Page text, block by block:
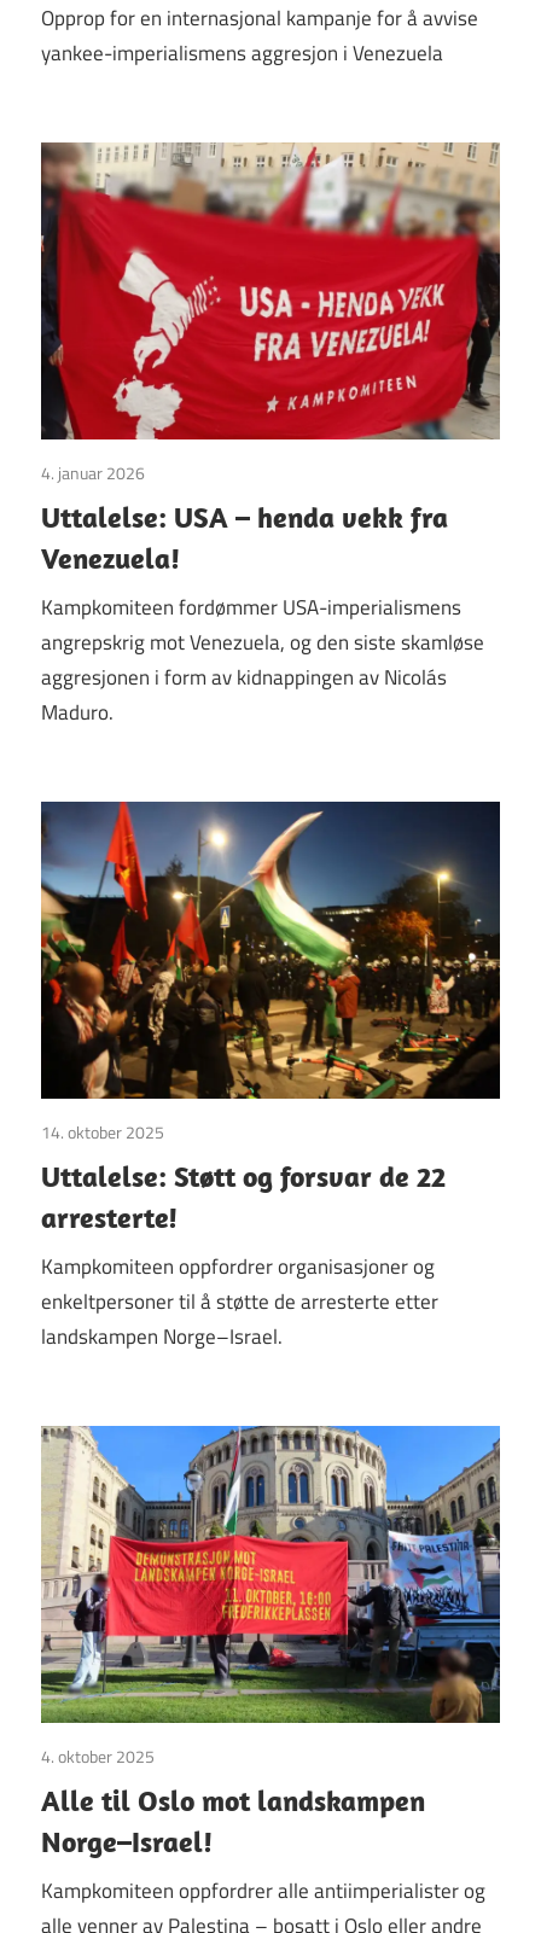
Opprop for en internasjonal kampanje for å avvise
yankee-imperialismens aggresjon i Venezuela
4. januar 2026
Uttalelse: USA – henda vekk fra
Venezuela!
Kampkomiteen fordømmer USA-imperialismens
angrepskrig mot Venezuela, og den siste skamløse
aggresjonen i form av kidnappingen av Nicolás
Maduro.
14. oktober 2025
Uttalelse: Støtt og forsvar de 22
arresterte!
Kampkomiteen oppfordrer organisasjoner og
enkeltpersoner til å støtte de arresterte etter
landskampen Norge–Israel.
4. oktober 2025
Alle til Oslo mot landskampen
Norge–Israel!
Kampkomiteen oppfordrer alle antiimperialister og
alle venner av Palestina – bosatt i Oslo eller andre